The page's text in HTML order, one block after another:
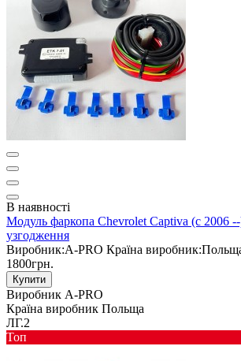
В наявності
Модуль фаркопа Chevrolet Captiva (c 2006
узгодження
Виробник:A-PRO Країна виробник:
1800грн.
Купити
Виробник A-PRO
Країна виробник Польща
ЛГ.2
Toп